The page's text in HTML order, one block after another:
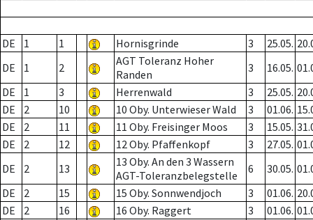
DE 1 1 Hornisgrinde 3 25.05.
DE
1 2
AGT Toleranz Hoher
Randen
3 16.05.
DE
1 3 Herrenwald 3 25.05.
DE
2 10 10 Oby. Unterwieser Wald 3 01.06.
DE
2 11 11 Oby. Freisinger Moos 3 15.05.
DE
2 12 12 Oby. Pfaffenkopf 3 27.05.
DE
2 13
13 Oby. An den 3 Wassern
AGT-Toleranzbelegstelle
6 30.05.
DE
2 15 15 Oby. Sonnwendjoch 3 01.06.
DE
2 16 16 Oby. Raggert 3 01.06.